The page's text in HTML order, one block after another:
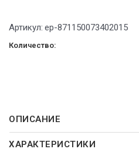
Артикул: ep-871150073402015
Количество:
ОПИСАНИЕ
ХАРАКТЕРИСТИКИ